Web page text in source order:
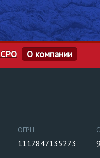
СРО О компании
ОГРН
1117847135273